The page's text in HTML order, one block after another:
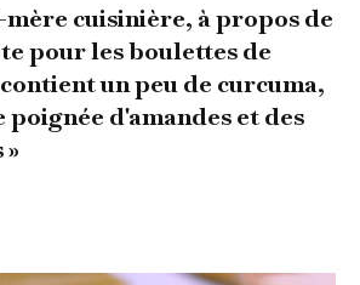
cuisinière, à propos de
pour les boulettes de
un peu de curcuma,
d'amandes et des